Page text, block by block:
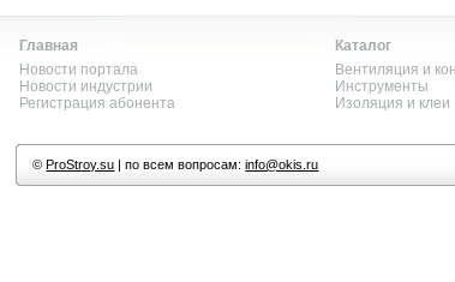
Главная
Новости портала
Новости индустрии
Регистрация абонента
Каталог
Вентиляция и
Инструменты
Изоляция и клеи
©ProStroy.su | по всем вопросам:info@okis.ru